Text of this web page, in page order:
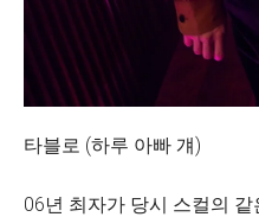
타블로 (하루 아빠 걔)
06년 최자가 당시 스컬의 같